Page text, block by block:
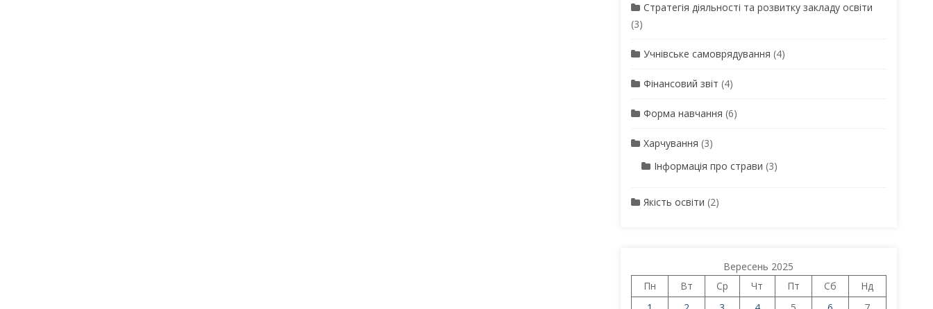
Стратегія діяльності та розвитку закладу освіти
(3)
Учнівське самоврядування (4)
Фінансовий звіт (4)
Форма навчання (6)
Харчування (3)
Інформація про страви (3)
Якість освіти (2)
Вересень 2025
Пн
Вт Ср Чт Пт Сб
Нд